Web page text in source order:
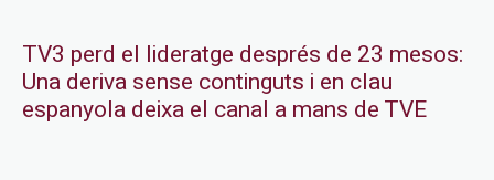
TV3 perd el lideratge després de 23 mesos:
Una deriva sense continguts i en clau
espanyola deixa el canal a mans de TVE